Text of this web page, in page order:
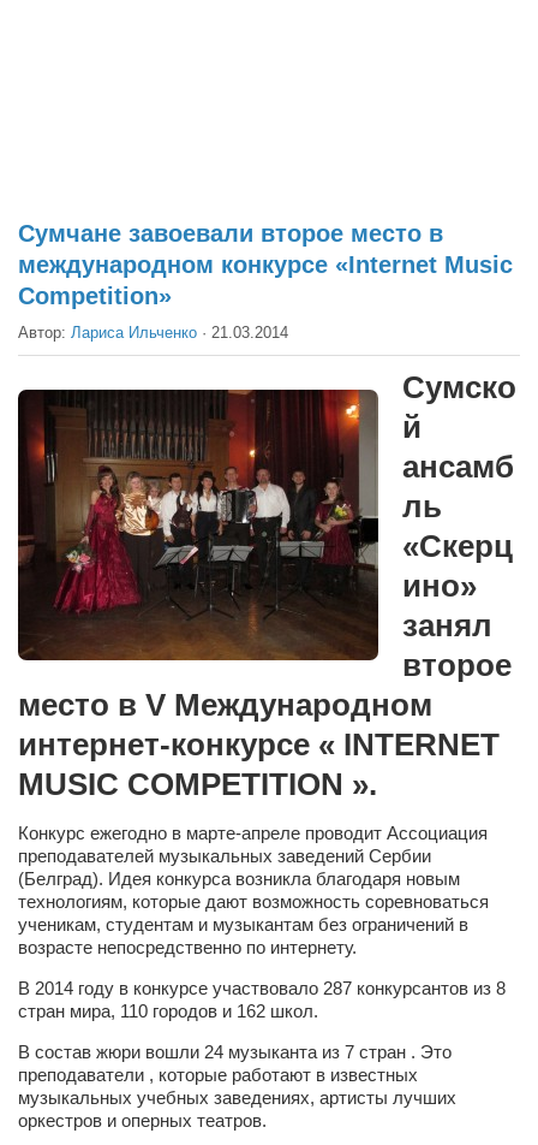
Выборы
Деньги
Традиции
Экология
Здоровье
Здоровый образ жизни
Сам себе доктор
Активный отдых
Курьезы
Арт-менеджеры
Лариса Ильченко
Орест Коваль
Тамара Кубракова
Елена Мельник
Вера Паненко
Семён Салатенко
Сергей Шепилов
Валентин Бурый
Артём Мяус
Сумчане завоевали второе место в
международном конкурсе «Internet Music
Competition»
Автор: Лариса Ильченко · 21.03.2014
Сумско
й
ансамб
ль
«Скерц
ино»
занял
второе
место в V Международном
интернет-конкурсе « INTERNET
MUSIC COMPETITION ».
Конкурс ежегодно в марте-апреле проводит Ассоциация
преподавателей музыкальных заведений Сербии
(Белград). Идея конкурса возникла благодаря новым
технологиям, которые дают возможность соревноваться
ученикам, студентам и музыкантам без ограничений в
возрасте непосредственно по интернету.
В 2014 году в конкурсе участвовало 287 конкурсантов из 8
стран мира, 110 городов и 162 школ.
В состав жюри вошли 24 музыканта из 7 стран . Это
преподаватели , которые работают в известных
музыкальных учебных заведениях, артисты лучших
оркестров и оперных театров.